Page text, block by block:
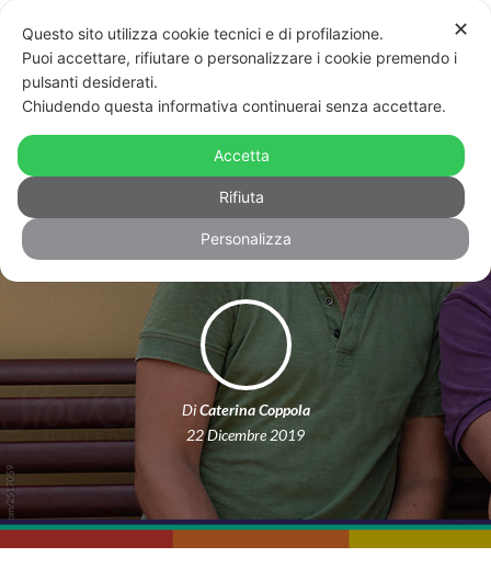
Croazia: per la prima volta un
tribunale dice sì all’affido per una
coppia dello stesso sesso
DiCaterina Coppola
22 Dicembre 2019
✕
Questo sito utilizza cookie tecnici e di profilazione.
Puoi accettare, rifiutare o personalizzare i cookie premendo i
pulsanti desiderati.
Chiudendo questa informativa continuerai senza accettare.
Accetta
Rifiuta
Personalizza